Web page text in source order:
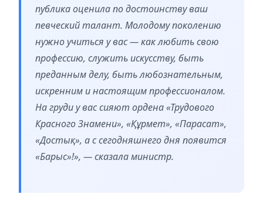
публика оценила по достоинству ваш
певческий талант. Молодому поколению
нужно учиться у вас — как любить свою
профессию, служить искусству, быть
преданным делу, быть любознательным,
искренним и настоящим профессионалом.
На груди у вас сияют ордена «Трудового
Красного Знамени», «Құрмет», «Парасат»,
«Достық», а с сегодняшнего дня появится
«Барыс»!», — сказала министр.